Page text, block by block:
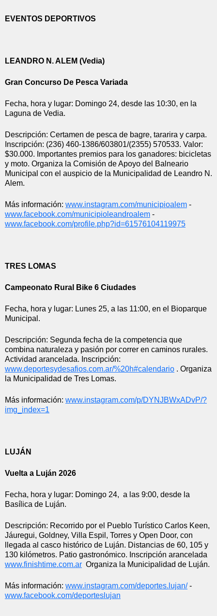
EVENTOS DEPORTIVOS
LEANDRO N. ALEM (Vedia)
Gran Concurso De Pesca Variada
Fecha, hora y lugar: Domingo 24, desde las 10:30, en la
Laguna de Vedia.
Descripción: Certamen de pesca de bagre, tararira y carpa.
Inscripción: (236) 460-1386/603801/(2355) 570533. Valor:
$30.000. Importantes premios para los ganadores: bicicletas
y moto. Organiza la Comisión de Apoyo del Balneario
Municipal con el auspicio de la Municipalidad de Leandro N.
Alem.
Más información: www.instagram.com/municipioalem
www.facebook.com/municipioleandroalem
www.facebook.com/profile.php?id=61576104119975
TRES LOMAS
Campeonato Rural Bike 6 Ciudades
Fecha, hora y lugar: Lunes 25, a las 11:00, en el Bioparque
Municipal.
Descripción: Segunda fecha de la competencia que
combina naturaleza y pasión por correr en caminos rurales.
www.deportesydesafios.com.ar/%20h#calendario . Organiza
la Municipalidad de Tres Lomas.
Más información: www.instagram.com/p/DYNJBWxADvP/?
img_index=1
LUJÁN
Vuelta a Luján 2026
Fecha, hora y lugar: Domingo 24,  a las 9:00, desde la
Basílica de Luján.
Descripción: Recorrido por el Pueblo Turístico Carlos Keen,
Jáuregui, Goldney, Villa Espil, Torres y Open Door, con
llegada al casco histórico de Luján. Distancias de 60, 105 y
www.finishtime.com.ar Organiza la Municipalidad de Luján.
Más información: www.instagram.com/deportes. lujan/
www.facebook.com/deporteslujan